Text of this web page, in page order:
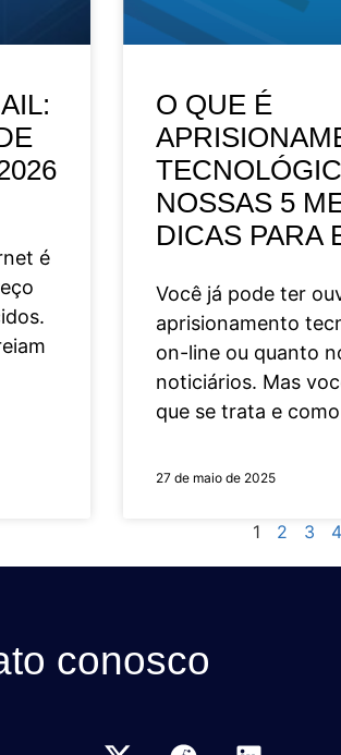
é
O QUE É
NOSSAS 5
DICAS PARA
Você já pode ter
aprisionamento
on-line ou quanto
noticiários. Mas
que se trata e
27 de maio de 2025
1 2 3 4
conosco